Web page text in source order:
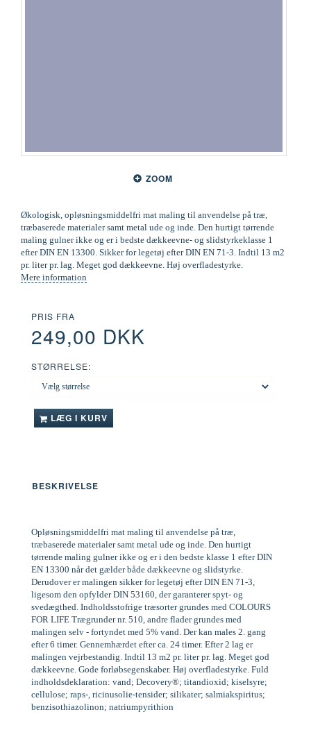
ZOOM
Økologisk, opløsningsmiddelfri mat maling til anvendelse på træ,
træbaserede materialer samt metal ude og inde. Den hurtigt tørrende
maling gulner ikke og er i bedste dækkeevne- og slidstyrkeklasse 1
efter DIN EN 13300. Sikker for legetøj efter DIN EN 71-3. Indtil 13 m2
pr. liter pr. lag. Meget god dækkeevne. Høj overfladestyrke.
Mere information
PRIS FRA
249,00 DKK
STØRRELSE:
LÆG I KURV
BESKRIVELSE
Opløsningsmiddelfri mat maling til anvendelse på træ,
træbaserede materialer samt metal ude og inde. Den hurtigt
tørrende maling gulner ikke og er i den bedste klasse 1 efter DIN
EN 13300 når det gælder både dækkeevne og slidstyrke.
Derudover er malingen sikker for legetøj efter DIN EN 71-3,
ligesom den opfylder DIN 53160, der garanterer spyt- og
svedægthed. Indholdsstofrige træsorter grundes med COLOURS
FOR LIFE Trægrunder nr. 510, andre flader grundes med
malingen selv - fortyndet med 5% vand. Der kan males 2. gang
efter 6 timer. Gennemhærdet efter ca. 24 timer. Efter 2 lag er
malingen vejrbestandig. Indtil 13 m2 pr. liter pr. lag. Meget god
dækkeevne. Gode forløbsegenskaber. Høj overfladestyrke. Fuld
indholdsdeklaration: vand; Decovery®; titandioxid; kiselsyre;
cellulose; raps-, ricinusolie-tensider; silikater; salmiakspiritus;
benzisothiazolinon; natriumpyrithion